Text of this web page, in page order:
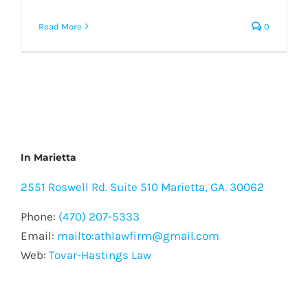
Read More 0
In Marietta
2551 Roswell Rd. Suite 510 Marietta, GA. 30062
Phone: (470) 207-5333
Email: mailto:athlawfirm@gmail.com
Web: Tovar-Hastings Law